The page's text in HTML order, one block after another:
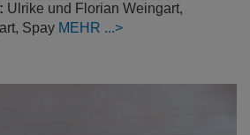
Ulrike und Florian Weingart,
Spay MEHR